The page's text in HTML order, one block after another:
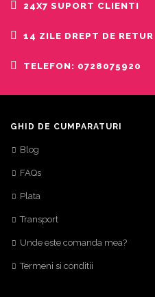
24X7 SUPORT CLIENTI
14 ZILE DREPT DE RETUR
TELEFON: 0728075920
GHID DE CUMPARATURI
Blog
FAQs
Plata
Transport
Unde este comanda mea?
Termeni si conditii